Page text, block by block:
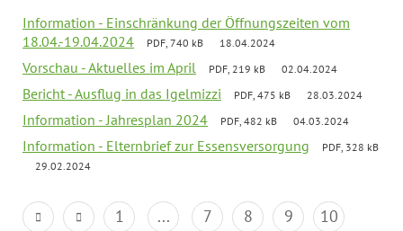
Information - Einschränkung der Öffnungszeiten vom
18.04.-19.04.2024
PDF, 740 kB 18.04.2024
Vorschau - Aktuelles im April PDF, 219 kB 02.04.2024
Bericht - Ausflug in das Igelmizzi PDF, 475 kB 28.03.2024
Information - Jahresplan 2024 PDF, 482 kB 04.03.2024
Information - Elternbrief zur Essensversorgung
PDF, 328 kB
29.02.2024
1 ... 7 8 9
10